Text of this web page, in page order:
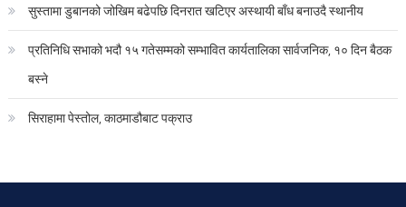
सुस्तामा डुबानको जोखिम बढेपछि दिनरात खटिएर अस्थायी बाँध बनाउदै स्थानीय
प्रतिनिधि सभाको भदौ १५ गतेसम्मको सम्भावित कार्यतालिका सार्वजनिक, १० दिन बैठक
बस्ने
सिराहामा पेस्तोल, काठमाडौबाट पक्राउ